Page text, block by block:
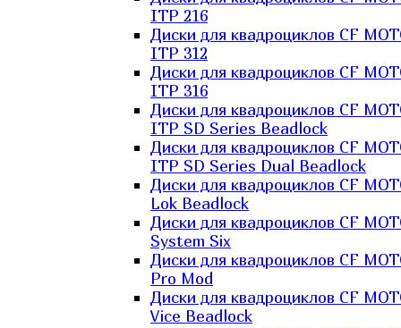
ITP 216
Диски для квадроциклов CF
ITP 312
Диски для квадроциклов CF
ITP 316
Диски для квадроциклов CF
ITP SD Series Beadlock
Диски для квадроциклов CF
ITP SD Series Dual Beadlock
Диски для квадроциклов CF
Lok Beadlock
Диски для квадроциклов CF
System Six
Диски для квадроциклов CF
Pro Mod
Диски для квадроциклов CF
Vice Beadlock